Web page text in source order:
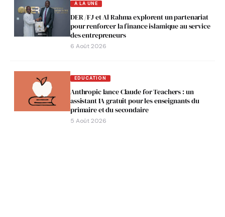
A LA UNE
DER /FJ et Al Rahma explorent un partenariat
pour renforcer la finance islamique au service
des entrepreneurs
6 Août 2026
EDUCATION
Anthropic lance Claude for Teachers : un
assistant IA gratuit pour les enseignants du
primaire et du secondaire
5 Août 2026